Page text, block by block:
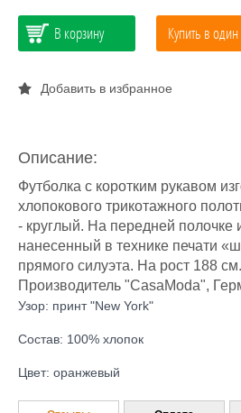
В корзину Купить в
Добавить в избранное
Описание:
Футболка с коротким рукавом
хлопокового трикотажного
- круглый. На передней полочке
нанесенный в технике печати
прямого силуэта. На рост 188 см.
Производитель "CasaModa",
Узор: принт "New York"
Состав: 100% хлопок
Цвет: оранжевый